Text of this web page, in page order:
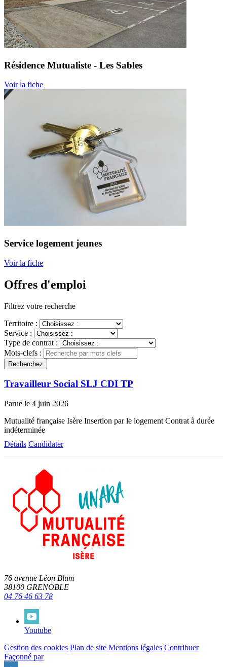
Résidence Mutualiste - Les Sables
Voir la fiche
Service logement jeunes
Voir la fiche
Offres d'emploi
Filtrez votre recherche
Territoire :
Service :
Type de contrat :
Mots-clefs :
Recherchez
Travailleur Social SLJ CDI TP
Parue le 4 juin 2026
Mutualité française Isère Insertion par le logement Contrat à durée
indéterminée
Détails Candidater
76 avenue Léon Blum
38100 GRENOBLE
04 76 46 63 78
Youtube
Gestion des cookies Plan de site Mentions légales Contribuer
Façonné par